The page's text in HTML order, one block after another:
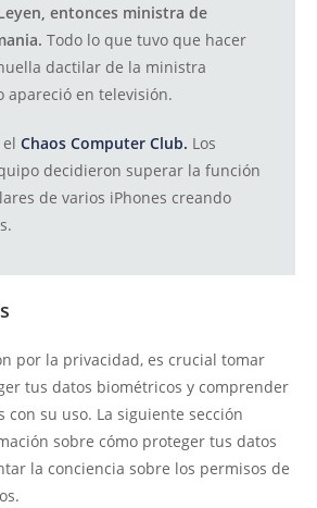
entonces ministra de
Todo lo que tuvo que hacer
dactilar de la ministra
apareció en televisión.
Chaos Computer Club. Los
decidieron superar la función
de varios iPhones creando
por la privacidad, es crucial tomar
tus datos biométricos y comprender
con su uso. La siguiente sección
sobre cómo proteger tus datos
la conciencia sobre los permisos de